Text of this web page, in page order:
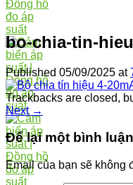
bo-chia-tin-
Published 05/09/2025 at
Trackbacks are closed,
Next →
Để lại một bình luận
Email của bạn sẽ không